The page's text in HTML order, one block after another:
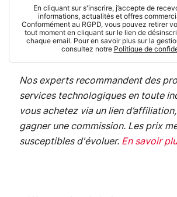
En cliquant sur s'inscrire, j’accepte de
informations, actualités et offres
Conformément au RGPD, vous pouvez retirer
tout moment en cliquant sur le lien de
chaque email. Pour en savoir plus sur la
consultez notre Politique de
Nos experts recommandent des
services technologiques en toute
vous achetez via un lien
gagner une commission. Les prix
susceptibles d'évoluer. En savoir